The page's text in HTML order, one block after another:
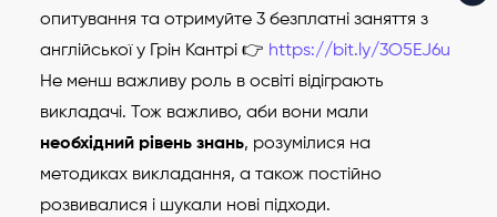
опитування та отримуйте 3 безплатні заняття з
англійської у Грін Кантрі 👉 https://bit.ly/3O5EJ6u
Не менш важливу роль в освіті відіграють
викладачі. Тож важливо, аби вони мали
необхідний рівень знань, розумілися на
методиках викладання, а також постійно
розвивалися і шукали нові підходи.